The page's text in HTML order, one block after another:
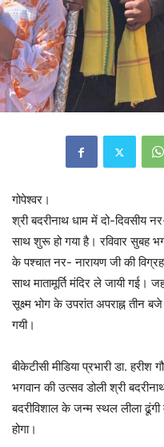
गोपेश्वर।
श्री बदरीनाथ धाम में दो-दिवसीय
साथ शुरू हो गया है। रविवार सुबह
के पश्चात नर- नारायण जी की
साथ मातामूर्ति मंदिर ले जायी गई।
सूक्ष्म भोग के उपरांत अपराह्न तीन
गयी।
बीकेटीसी मीडिया प्रभारी डा.
भगवान की उत्सव डोली श्री
बदरीविशाल के जन्म स्थल लीला
होगा।